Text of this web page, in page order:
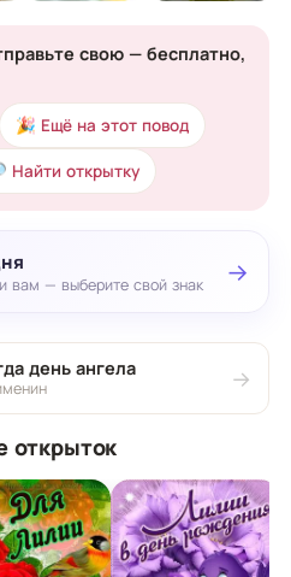
свою — бесплатно,
🎉 Ещё на этот повод
Найти открытку
вам — выберите свой знак →
день ангела →
открыток